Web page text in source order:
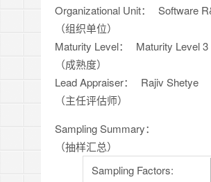
Organizational Unit：
（组织单位）
Software
Maturity Level：
（成熟度）
Maturity Level 3
Lead Appraiser：
（主任评估师）
Rajiv Shetye
Sampling Summary：
（抽样汇总）
Sampling Factors: